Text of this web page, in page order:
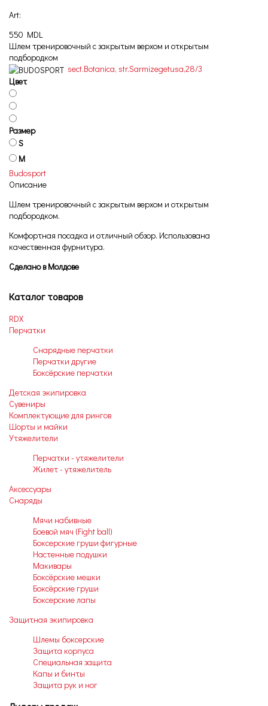
Art:
550 MDL
Шлем тренировочный с закрытым верхом и открытым
подбородком
sect.Botanica, str.Sarmizegetusa,28/3
Цвет
Размер
S
M
Budosport
Описание
Шлем тренировочный с закрытым верхом и открытым
подбородком.
Комфортная посадка и отличный обзор. Использована
качественная фурнитура.
Сделано в Молдове
Каталог товаров
RDX
Перчатки
Снарядные перчатки
Перчатки другие
Боксёрские перчатки
Детская экипировка
Сувениры
Комплектующие для рингов
Шорты и майки
Утяжелители
Перчатки - утяжелители
Жилет - утяжелитель
Аксессуары
Снаряды
Мячи набивные
Боевой мяч (Fight ball)
Боксерские груши фигурные
Настенные подушки
Макивары
Боксёрские мешки
Боксёрские груши
Боксерские лапы
Защитная экипировка
Шлемы боксерские
Защита корпуса
Специальная защита
Капы и бинты
Защита рук и ног